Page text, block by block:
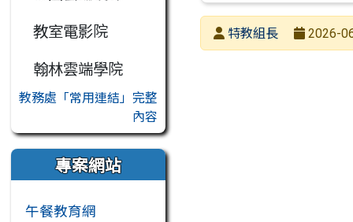
教室電影院
翰林雲端學院
教務處「常用連結」完整
內容
專案網站
午餐教育網
發布者特教組長
2026-